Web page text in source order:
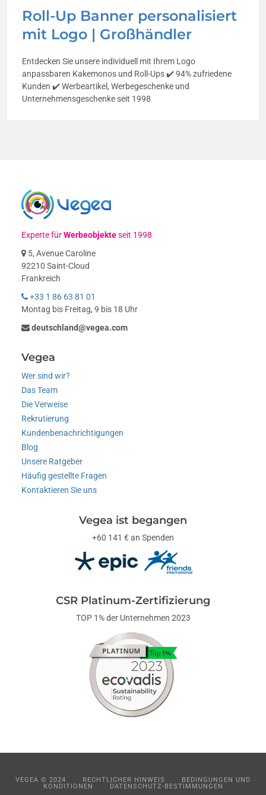
Roll-Up Banner personalisiert
mit Logo | Großhändler
Entdecken Sie unsere individuell mit Ihrem Logo
anpassbaren Kakemonos und Roll-Ups ✔️ 94% zufriedene
Kunden ✔️ Werbeartikel, Werbegeschenke und
Unternehmensgeschenke seit 1998
Experte fürWerbeobjekteseit 1998
5, Avenue Caroline
92210 Saint-Cloud
Frankreich
+33 1 86 63 81 01
Montag bis Freitag, 9 bis 18 Uhr
deutschland@vegea.com
Vegea
Wer sind wir?
Das Team
Die Verweise
Rekrutierung
Kundenbenachrichtigungen
Blog
Unsere Ratgeber
Häufig gestellte Fragen
Kontaktieren Sie uns
Vegea ist begangen
+60 141 € an Spenden
CSR Platinum-Zertifizierung
TOP 1% der Unternehmen 2023
VEGEA © 2024 RECHTLICHER HINWEIS
BEDINGUNGEN UND
KONDITIONEN
DATENSCHUTZ-BESTIMMUNGEN